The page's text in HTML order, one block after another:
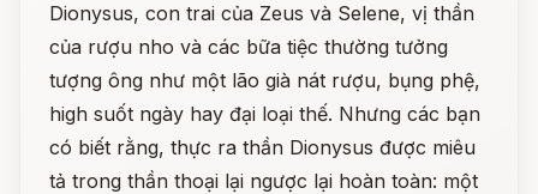
Dionysus, con trai của Zeus và Selene, vị thần
của rượu nho và các bữa tiệc thường tưởng
tượng ông như một lão già nát rượu, bụng phệ,
high suốt ngày hay đại loại thế. Nhưng các bạn
có biết rằng, thực ra thần Dionysus được miêu
tả trong thần thoại lại ngược lại hoàn toàn: một